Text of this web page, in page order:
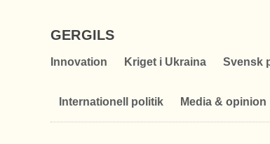
GERGILS
Innovation Kriget i Ukraina Svensk
Internationell politik Media & opinion